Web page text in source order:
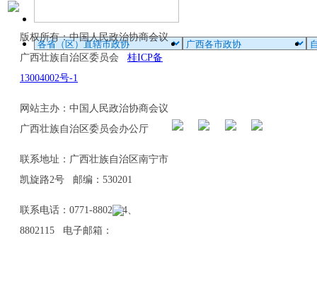
版权所有：中国人民政治协商会议
广西壮族自治区委员会 桂ICP备
13004002号-1
网站主办：中国人民政治协商会议
广西壮族自治区委员会办公厅
联系地址：广西壮族自治区南宁市
凯旋路2号 邮编：530201
联系电话：0771-8802114、
8802115 电子邮箱：